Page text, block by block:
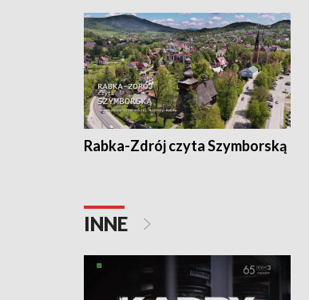
Rabka-Zdrój czyta Szymborską
INNE